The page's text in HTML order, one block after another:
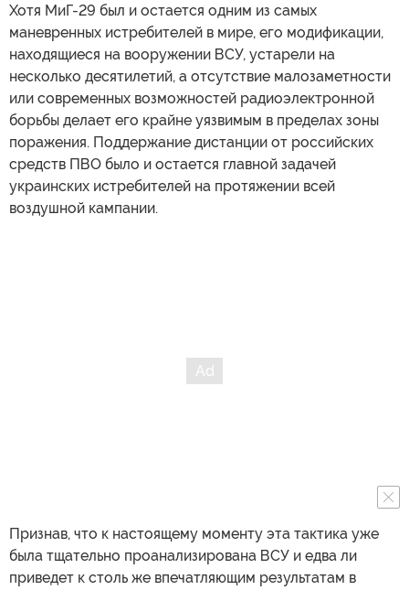
Хотя МиГ-29 был и остается одним из самых
маневренных истребителей в мире, его модификации,
находящиеся на вооружении ВСУ, устарели на
несколько десятилетий, а отсутствие малозаметности
или современных возможностей радиоэлектронной
борьбы делает его крайне уязвимым в пределах зоны
поражения. Поддержание дистанции от российских
средств ПВО было и остается главной задачей
украинских истребителей на протяжении всей
воздушной кампании.
Признав, что к настоящему моменту эта тактика уже
была тщательно проанализирована ВСУ и едва ли
приведет к столь же впечатляющим результатам в